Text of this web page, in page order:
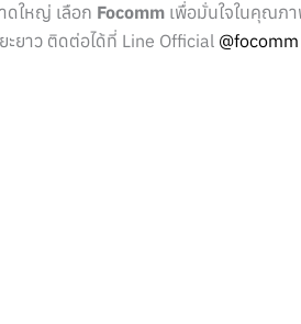
ดใหญ่ เลือก Focommเพื่อมั่นใจในคุณภ
ะยาว ติดต่อได้ที่ Line Official @focomm